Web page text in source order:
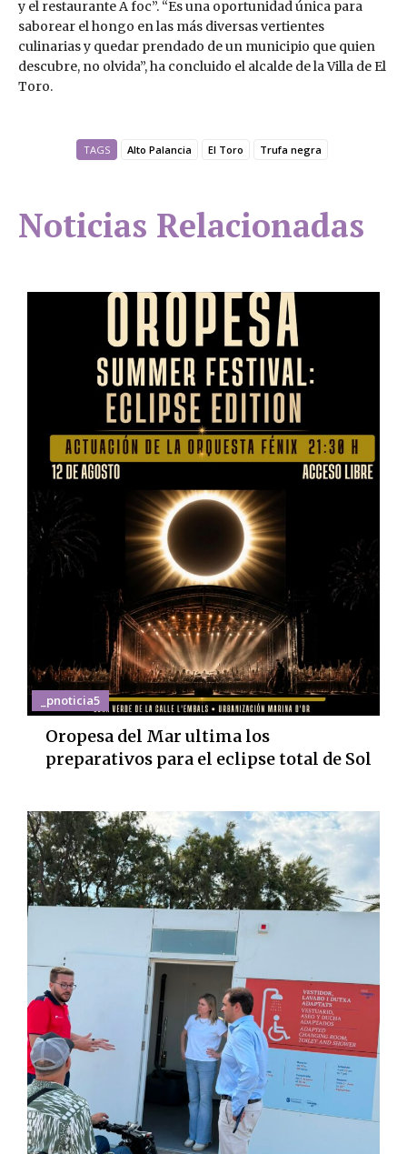
y el restaurante A foc”. “Es una oportunidad única para
saborear el hongo en las más diversas vertientes
culinarias y quedar prendado de un municipio que quien
descubre, no olvida”, ha concluido el alcalde de la Villa de El
Toro.
TAGS Alto Palancia El Toro Trufa negra
Noticias Relacionadas
_pnoticia5
Oropesa del Mar ultima los
preparativos para el eclipse total de Sol